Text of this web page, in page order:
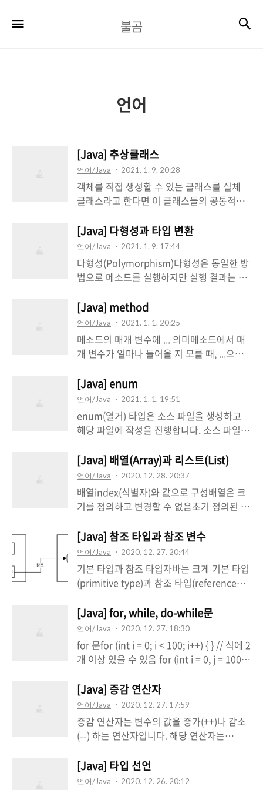
곰
불곰
언어
[Java] 추상클래스
언어/Java 2021. 1. 9. 20:28
객체를 직접 생성할 수 있는 클래스를 실체
클래스라고 한다면 이 클래스들의 공통적인
스라고 합니다. 추상 클래스와 실체 클래스는
상속의 관계를 가지고 있습니다. 추상 클래스
가 부모, 실체 클래스가 자식으로 구현되어
실체 클래스는 추상 클래스의 ㅁ든 특성을 물
려받고 추가적인 특성을 갖습니다.용도필드
와 메소드의 이름 통일실체 클래스를 설계하
는 사람이 여러 사람일 경우, 실체 클래스마
다 필드와 메소드가 제각기 다른 이름을 가질
수 있습니다. 예를 들어 소유자의 이름을 저
장하는 필드를 Telephone 클래스에서는
user라 할 수 있습니다. 또한 전원을 켜는 메
소드를 turnOn()이나 powerOn()으로 지을
수도 ..
[Java] 다형성과 타입 변환
언어/Java 2021. 1. 9. 17:44
다형성(Polymorphism)다형성은 동일한 방
법으로 메소드를 실행하지만 실행 결과는 다
자동차가 타이어를 사용하는 방법은 동일하
지만 어떤 타이어를 사용하느냐에 따라 성능
이 달라질 수 있습니다.다형성을 구현하려면
메소드 재정의와 타입 변환이 필요합니다.자
동 타입 변환자동 타입 변환은 클래스, 필드,
매개 변수에서 발생합니다.클래스클래스의
변환은 상속 관계에 있는 클래스 사이에서도
발생합니다. 자식은 부모 타입으로 자동 타입
변환이 가능합니다.자동 타입 변환[부모 타
입] 변수 = [자식타입]; public class Car { }
Car volvo = new Volvo(); // 2 Volv..
[Java] method
언어/Java 2021. 1. 1. 20:25
메소드의 매개 변수에 ... 의미메소드에서 매
개 변수가 얼마나 들어올 지 모를 때, ...으로
1 } public void test1() { test(1); test(new
int[] {1,2,3}); }return type이 void에서
return;의 의미return type이 void 에서
return을 사용할 수 있는데 이 의미는 어떤
값을 반환하는 것이 아니라 해당 메소드를 바
로 종료하는 의미입니다.public void test() {
int i = 0; while (true) { if (i == 5) return; //
i가 5인 경우, 해당 메소드를 빠져나감 i++; } }
오버로딩클래스 내 같은 이름의 메소드를 여
러..
[Java] enum
언어/Java 2021. 1. 1. 19:51
enum(열거) 타입은 소스 파일을 생성하고
해당 파일에 작성을 진행합니다. 소스 파일이
글자는 대문자로 지정하고 enum의 상수는
전부 대문자로 연결하고 여러 단어는 언더바
(_)로 연결합니다. enum(열거) 타입은 아래
와 같이 선언합니다.package
com.company; public enum Member {
LOGIN_SUCCESS, LOGIN_FAILED // 세
미콜론 생략가능 } enum 타입은 참조타입이
기 때문에 null을 할당할 수 있습니
다.Member success =
Member.LOGIN_SUCCESS; Member
각각이 객체로 생성이라서 힙 영역에 생성이
되고 메소드 영역에서 생..
[Java] 배열(Array)과 리스트(List)
언어/Java 2020. 12. 28. 20:37
배열index(식별자)와 값으로 구성배열은 크
기를 정의하고 변경할 수 없음초기 정의된 크
장 순서와 물리적 저장 순서가 일치장점메모
리 공간이 연속적이여서 관리가 편리함인덱
스를 사용해 검색이 빠름단점초기 크기 지정
(컴파일) 이후, 변경이 되지 않음만약 데이터
가 삭제된다면 빈 공간으로 남아있게 되어 낭
비가 생김예시int[] i = {1, 2, 3}; // 초기 선언
int[] i; i = new int[] {1, 2, 3}; // i = {1, 2, 3}
은 컴파일 에러 발생 int[] i = new int[3]; //
초기값 0으로 5 크기의 배열 생성 i[0] = 1;
i[1] = 2; int i[]; // C언어 스타일리스트동적
[Java] 참조 타입과 참조 변수
언어/Java 2020. 12. 27. 20:44
기본 타입과 참조 타입자바는 크게 기본 타입
(primitive type)과 참조 타입(reference
입참조 타입정수 타입 배열 타입byte열거 타
입char클래스short인터페이스int long 실
수 타입 float double 논리 타입 boolean
기본 타입은 실제 값을 변수에 저장하지만 참
조 타입은 메모리의 주소값을 변수 안에 저장
합니다.기본 타입 변수int a = 10; 참조 타입
변수String n = "abcd"; 메모리에서 이 변수
들이 갖는 값을 그림으로 표현하면 아래와 같
습니다.메모리 사용 영역JVM은 운영체제에
서 할당 받은 메모리 영역을 아래와 같이 구
은 JVM이 시작할 때 생성되고 모든 스레드가
공유..
[Java] for, while, do-while문
언어/Java 2020. 12. 27. 18:30
for 문for (int i = 0; i < 100; i++) { } // 식에 2
개 이상 있을 수 있음 for (int i = 0, j = 100; i
= 10; while (i
[Java] 증감 연산자
언어/Java 2020. 12. 27. 17:59
증감 연산자는 변수의 값을 증가(++)나 감소
(--) 하는 연산자입니다. 해당 연산자는
이는 아래와 같습니다. 연산자설명++ (또는 -
-)피연산자다른 연산을 시작하기 전에 피연산
[Java] 타입 선언
언어/Java 2020. 12. 26. 20:12